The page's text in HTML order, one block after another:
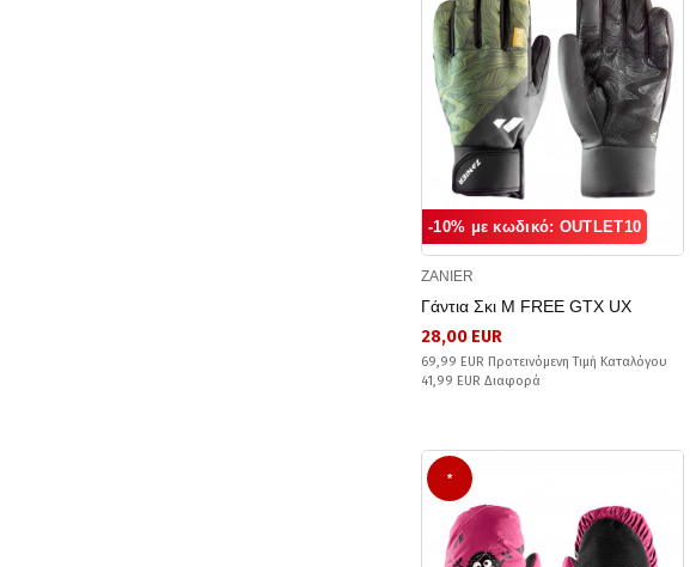
-10% με κωδικό: OUTLET10
ZANIER
Γάντια Σκι M FREE GTX UX
28,00 EUR
69,99 EUR Προτεινόμενη Τιμή Καταλόγου
41,99 EUR Διαφορά
*